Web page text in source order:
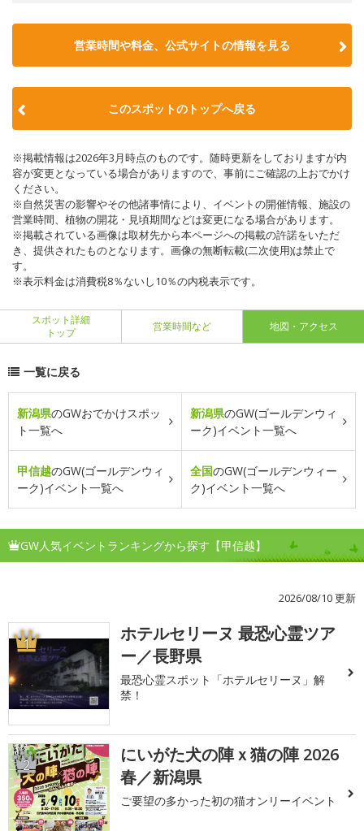
営業時間や料金、公式サイトの情報を見る
このスポットのトップへ戻る
※掲載情報は2026年3月時点のものです。随時更新をしておりますが内
容が変更となっている場合がありますので、事前にご確認の上おでかけ
ください。
※自然災害の影響やその他諸事情により、イベントの開催情報、施設の
営業時間、植物の開花・見頃期間などは変更になる場合があります。
※掲載されている画像は取材先から本ページへの掲載の許諾をいただ
き、提供されたものとなります。画像の無断転載(二次使用)は禁止で
す。
※表示料金は消費税8％ないし10％の内税表示です。
スポット詳細
トップ
営業時間など 地図・アクセス
一覧に戻る
新潟県のGWおでかけスポッ
ト一覧へ
新潟県のGW(ゴールデンウィ
ーク)イベント一覧へ
甲信越のGW(ゴールデンウィ
ーク)イベント一覧へ
全国のGW(ゴールデンウィー
ク)イベント一覧へ
GW人気イベントランキングから探す【甲信越】
2026/08/10 更新
1
ホテルセリーヌ 最恐心霊ツア
ー／長野県
最恐心霊スポット「ホテルセリーヌ」解
禁！
2
にいがた犬の陣ｘ猫の陣 2026
春／新潟県
ご要望の多かった初の猫オンリーイベント